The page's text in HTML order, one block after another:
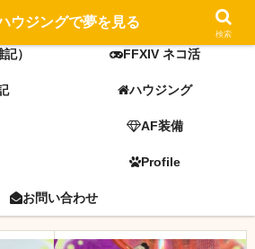
ミラプリ
） FFXIV ネコ活
ハウジング
AF装備
Profile
お問い合わせ
ウジングで夢を見る
検索